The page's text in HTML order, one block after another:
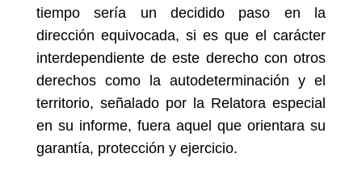
tiempo sería un decidido paso en la
dirección equivocada, si es que el carácter
interdependiente de este derecho con otros
derechos como la autodeterminación y el
territorio, señalado por la Relatora especial
en su informe, fuera aquel que orientara su
garantía, protección y ejercicio.